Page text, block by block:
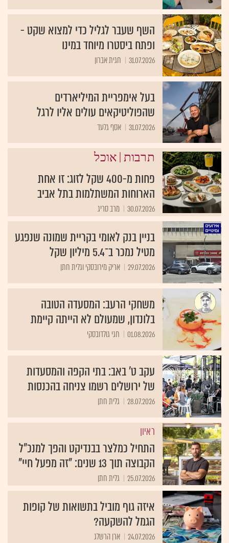
השף שעבר לגליל כדי למצוא שקט -
ופתח ביסטרו מיוחד במינו
31.07.2026 חגית אברון
בעל אימפריית המיליארדים
שהפוליטיקאים עולים אליו לרגל
31.07.2026 אסף גלעד
תרבות | אוכל
פחות מ-400 שקל לזוג: זו אחת
הארוחות המשתלמות בתל אביב
30.07.2026 מרב סריג
בניין בנק לאומי בקריית שמונה שנפגע
מטיל נמכר ב־5.4 מיליון שקל
29.07.2026 אריק מירובסקי וגלית חתן
משחקי הרעב: המסעדה הטובה
בלונדון, שמעולם לא הייתה קיימת
01.08.2026 חגי גולדובסקי
עקב ט' באב: בתי הקפה והמסעדות
של ירושלים רשמו צניחה בהכנסות
28.07.2026 גלית חתן
ראיון
התחיל כמלצר בבנדיקט והפך למנכ"ל
הקבוצה תוך 13 שנים: "זה מפעל חיי"
25.07.2026 גלית חתן
איזה גוף מוביל בתשואות של קופות
הגמל להשקעה?
24.07.2026 ארן הרשלג